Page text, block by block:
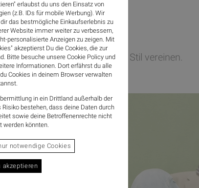
erlaubst du uns den Einsatz von
(z.B. IDs für mobile Werbung). Wir
das bestmögliche Einkaufserlebnis zu
Website immer weiter zu verbessern,
personalisierte Anzeigen zu zeigen. Mit
akzeptierst Du die Cookies, die zur
Bitte besuche unsere Cookie Policy und
Informationen. Dort erfährst du alle
Cookies in deinem Browser verwalten
in ein Drittland außerhalb der
Risiko bestehen, dass deine Daten durch
sowie deine Betroffenenrechte nicht
werden könnten.
notwendige Cookies
akzeptieren
Kopenhagener Handschrift.
Komfort und Stil vereinen.